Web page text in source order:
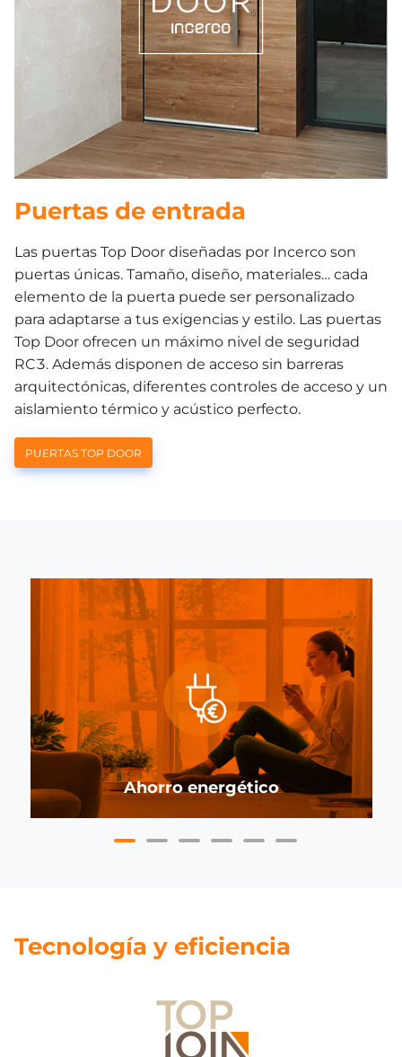
Puertas de entrada
Las puertas Top Door diseñadas por Incerco son
puertas únicas. Tamaño, diseño, materiales… cada
elemento de la puerta puede ser personalizado
para adaptarse a tus exigencias y estilo. Las puertas
Top Door ofrecen un máximo nivel de seguridad
RC3. Además disponen de acceso sin barreras
arquitectónicas, diferentes controles de acceso y un
aislamiento térmico y acústico perfecto.
PUERTAS TOP DOOR
Ahorro energético
Tecnología y eficiencia